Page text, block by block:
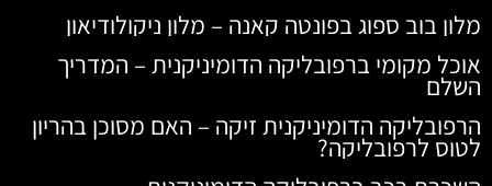
מלון בוב ספוג בפונטה קאנה – מלון ניקולודיאון
אוכל מקומי ברפובליקה הדומיניקנית – המדריך
השלם
הרפובליקה הדומיניקנית זיקה – האם מסוכן בהריון
לטוס לרפובליקה?